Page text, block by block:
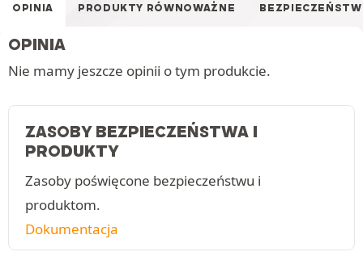
OPINIA PRODUKTY RÓWNOWAŻNE
OPINIA
Nie mamy jeszcze opinii o tym produkcie.
ZASOBY BEZPIECZEŃSTWA I
PRODUKTY
Zasoby poświęcone bezpieczeństwu i
produktom.
Dokumentacja